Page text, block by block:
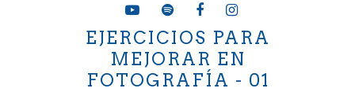
EJERCICIOS PARA
MEJORAR EN
FOTOGRAFÍA - 01